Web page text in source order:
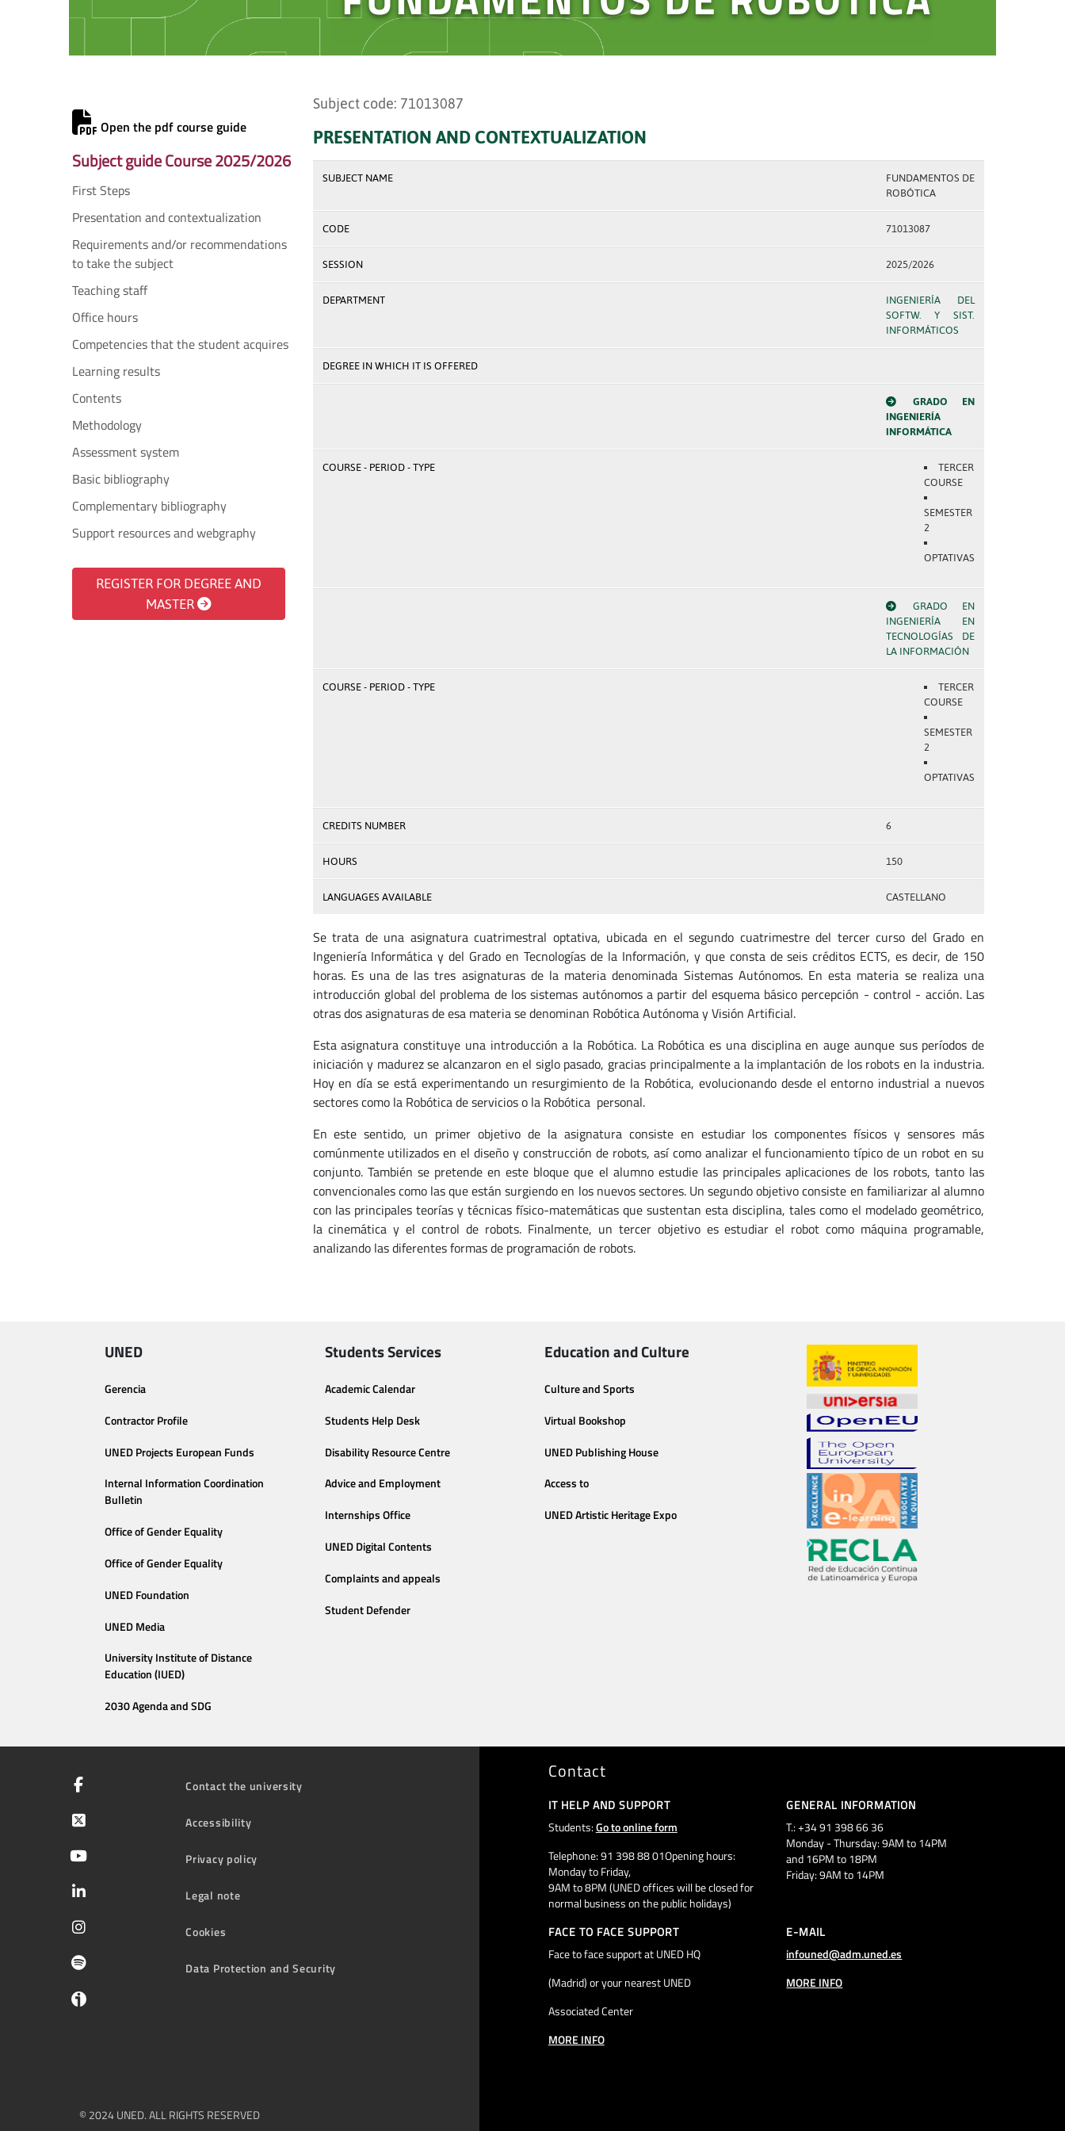
Open the pdf course guide
Subject guide Course 2025/2026
First Steps
Presentation and contextualization
Requirements and/or recommendations
to take the subject
Teaching staff
Office hours
Competencies that the student acquires
Learning results
Contents
Methodology
Assessment system
Basic bibliography
Complementary bibliography
Support resources and webgraphy
REGISTER FOR DEGREE AND
MASTER
Subject code: 71013087
PRESENTATION AND CONTEXTUALIZATION
SUBJECT NAME
FUNDAMENTOS DE
ROBÓTICA
CODE 71013087
SESSION 2025/2026
DEPARTMENT
INGENIERÍA DEL
SOFTW. Y SIST.
INFORMÁTICOS
DEGREE IN WHICH IT IS OFFERED
GRADO EN
INGENIERÍA
INFORMÁTICA
COURSE - PERIOD - TYPE
TERCER
COURSE
SEMESTER
2
OPTATIVAS
GRADO EN
INGENIERÍA EN
TECNOLOGÍAS DE
LA INFORMACIÓN
COURSE - PERIOD - TYPE
TERCER
COURSE
SEMESTER
2
OPTATIVAS
CREDITS NUMBER 6
HOURS 150
LANGUAGES AVAILABLE CASTELLANO
Se trata de una asignatura cuatrimestral optativa, ubicada en el segundo cuatrimestre del tercer curso del Grado en
Ingeniería Informática y del Grado en Tecnologías de la Información, y que consta de seis créditos ECTS, es decir, de 150
horas. Es una de las tres asignaturas de la materia denominada Sistemas Autónomos. En esta materia se realiza una
introducción global del problema de los sistemas autónomos a partir del esquema básico percepción - control - acción. Las
otras dos asignaturas de esa materia se denominan Robótica Autónoma y Visión Artificial.
Esta asignatura constituye una introducción a la Robótica. La Robótica es una disciplina en auge aunque sus períodos de
iniciación y madurez se alcanzaron en el siglo pasado, gracias principalmente a la implantación de los robots en la industria.
Hoy en día se está experimentando un resurgimiento de la Robótica, evolucionando desde el entorno industrial a nuevos
sectores como la Robótica de servicios o la Robótica personal.
En este sentido, un primer objetivo de la asignatura consiste en estudiar los componentes físicos y sensores más
comúnmente utilizados en el diseño y construcción de robots, así como analizar el funcionamiento típico de un robot en su
conjunto. También se pretende en este bloque que el alumno estudie las principales aplicaciones de los robots, tanto las
convencionales como las que están surgiendo en los nuevos sectores. Un segundo objetivo consiste en familiarizar al alumno
con las principales teorías y técnicas físico-matemáticas que sustentan esta disciplina, tales como el modelado geométrico,
la cinemática y el control de robots. Finalmente, un tercer objetivo es estudiar el robot como máquina programable,
analizando las diferentes formas de programación de robots.
UNED
Gerencia
Contractor Profile
UNED Projects European Funds
Internal Information Coordination
Bulletin
Office of Gender Equality
Office of Gender Equality
UNED Foundation
UNED Media
University Institute of Distance
Education (IUED)
2030 Agenda and SDG
Students Services
Academic Calendar
Students Help Desk
Disability Resource Centre
Advice and Employment
Internships Office
UNED Digital Contents
Complaints and appeals
Student Defender
Education and Culture
Culture and Sports
Virtual Bookshop
UNED Publishing House
Access to
UNED Artistic Heritage Expo
Contact the university
Accessibility
Privacy policy
Legal note
Cookies
Data Protection and Security
© 2024 UNED. ALL RIGHTS RESERVED
Contact
IT HELP AND SUPPORT
Students:Go to online form
Telephone: 91 398 88 01Opening hours:
Monday to Friday,
9AM to 8PM (UNED offices will be closed for
normal business on the public holidays)
GENERAL INFORMATION
T.: +34 91 398 66 36
Monday - Thursday: 9AM to 14PM
and 16PM to 18PM
Friday: 9AM to 14PM
FACE TO FACE SUPPORT
Face to face support at UNED HQ
(Madrid) or your nearest UNED
Associated Center
MORE INFO
E-MAIL
infouned@adm.uned.es
MORE INFO